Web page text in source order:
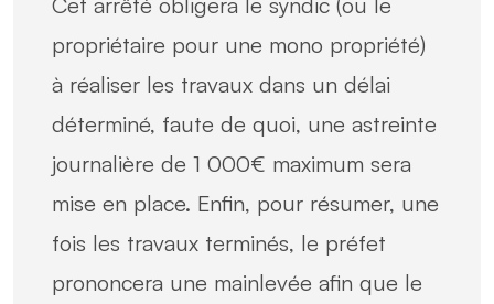
propriétaire pour une mono propriété)
à réaliser les travaux dans un délai
déterminé, faute de quoi, une astreinte
journalière de 1 000€ maximum sera
mise en place. Enfin, pour résumer, une
fois les travaux terminés, le préfet
prononcera une mainlevée afin que le